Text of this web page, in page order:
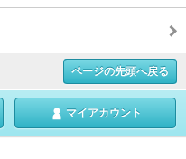
ページの先頭へ戻る
マイアカウント